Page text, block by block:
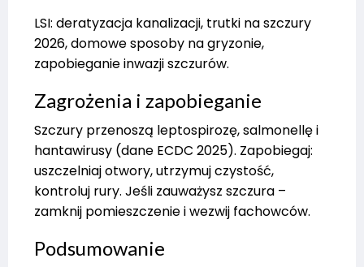
LSI: deratyzacja kanalizacji, trutki na szczury
2026, domowe sposoby na gryzonie,
zapobieganie inwazji szczurów.
Zagrożenia i zapobieganie
Szczury przenoszą leptospirozę, salmonellę i
hantawirusy (dane ECDC 2025). Zapobiegaj:
uszczelniaj otwory, utrzymuj czystość,
kontroluj rury. Jeśli zauważysz szczura –
zamknij pomieszczenie i wezwij fachowców.
Podsumowanie